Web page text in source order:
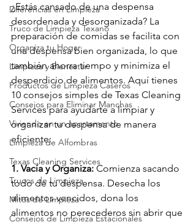
Diferencias en Limpieza
Truco de Limpieza Texano
Organiza tu Hogar
Limpieza y Bienestar
Productos de Limpieza Caseros
Consejos para Eliminar Manchas
Viviendo en un apartamento
Limpieza de Alfombras
Texas Cleaning Services
Trucos de Limpieza
Mitos de Limpieza
Consejos de Limpieza Estacionales
¿Estás cansado de una despensa
desordenada y desorganizada? La
preparación de comidas se facilita con
una despensa bien organizada, lo que
también ahorra tiempo y minimiza el
desperdicio de alimentos. Aquí tienes
10 consejos simples de Texas Cleaning
Services para ayudarte a limpiar y
organizar tu despensa de manera
eficiente:
1. Vacía y Organiza: Comienza sacando
todo de tu despensa. Desecha los
alimentos vencidos, dona los
alimentos no perecederos sin abrir que